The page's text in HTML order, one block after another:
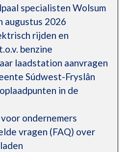
specialisten Wolsum
augustus 2026
rijden en
benzine
laadstation aanvragen
Súdwest-Fryslân
in de
ondernemers
vragen (FAQ) over